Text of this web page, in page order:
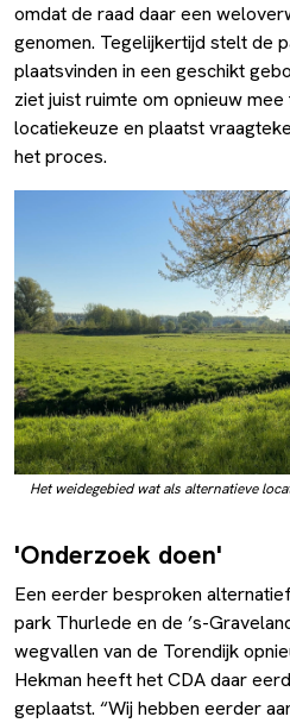
omdat de raad daar een
genomen. Tegelijkertijd stelt de
plaatsvinden in een geschikt
ziet juist ruimte om opnieuw
locatiekeuze en plaatst
het proces.
Het weidegebied wat als alternatieve
'Onderzoek doen'
Een eerder besproken
park Thurlede en de ’s-
wegvallen van de Torendijk
Hekman heeft het CDA daar
geplaatst. “Wij hebben eerder